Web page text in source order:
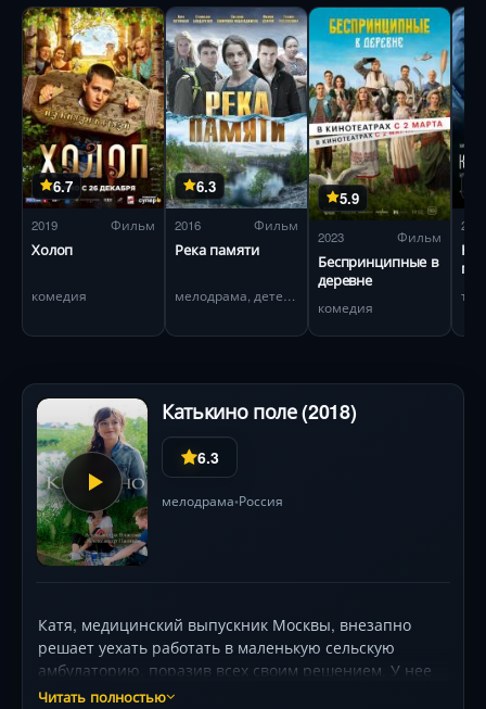
6.7
2019 Фильм
Холоп
комедия
6.3
2016 Фильм
Река памяти
мелодрама, детектив
5.9
2023 Фильм
Беспринципные в
деревне
комедия
2020
Катькино поле (2018)
6.3
мелодрама•Россия
Катя, медицинский выпускник Москвы, внезапно
решает уехать работать в маленькую сельскую
амбулаторию, поразив всех своим решением. У нее
отличный диплом и отец-медицинский гений. Хотя ее
Читать полностью